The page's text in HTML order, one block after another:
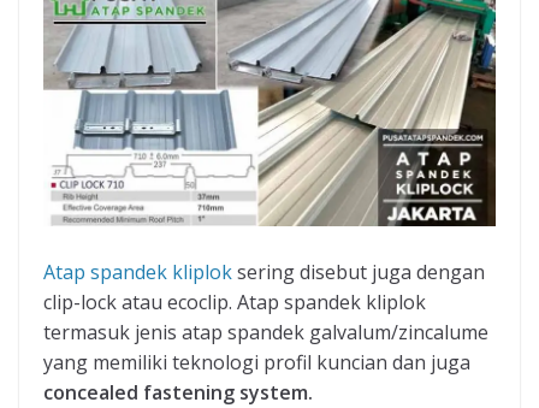
Atap spandek kliploksering disebut juga dengan
clip-lock atau ecoclip. Atap spandek kliplok
termasuk jenis atap spandek galvalum/zincalume
yang memiliki teknologi profil kuncian dan juga
concealed fastening system.